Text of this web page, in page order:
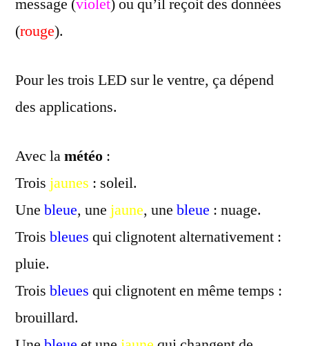
message (violet) ou qu’il reçoit des données
(rouge).
Pour les trois LED sur le ventre, ça dépend
des applications.
Avec lamétéo :
Trois jaunes : soleil.
Une bleue, une jaune, une bleue : nuage.
Trois bleues qui clignotent alternativement :
pluie.
Trois bleues qui clignotent en même temps :
brouillard.